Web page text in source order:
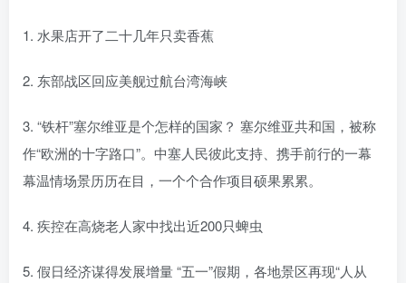
1. 水果店开了二十几年只卖香蕉
2. 东部战区回应美舰过航台湾海峡
3. “铁杆”塞尔维亚是个怎样的国家？ 塞尔维亚共和国，被称
作“欧洲的十字路口”。中塞人民彼此支持、携手前行的一幕
幕温情场景历历在目，一个个合作项目硕果累累。
4. 疾控在高烧老人家中找出近200只蜱虫
5. 假日经济谋得发展增量 “五一”假期，各地景区再现“人从